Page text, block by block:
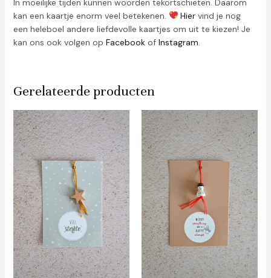
In moeilijke tijden kunnen woorden tekortschieten. Daarom
kan een kaartje enorm veel betekenen.
Hier vind je nog
een heleboel andere liefdevolle kaartjes om uit te kiezen! Je
kan ons ook volgen op Facebookof Instagram.
Gerelateerde producten